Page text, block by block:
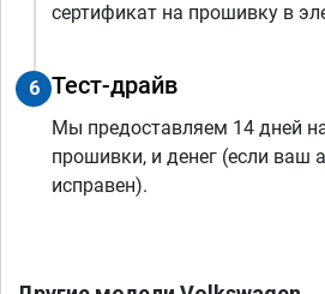
сертификат на прошивку в
6 Тест-драйв
Мы предоставляем 14 дней
прошивки, и денег (если ваш
исправен).